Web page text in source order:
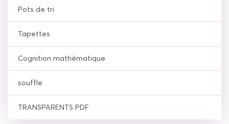
Pots de tri
Tapettes
Cognition mathématique
souffle
TRANSPARENTS PDF